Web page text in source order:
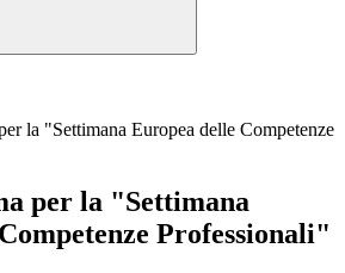
la "Settimana Europea delle Competenze
per la "Settimana
Professionali"